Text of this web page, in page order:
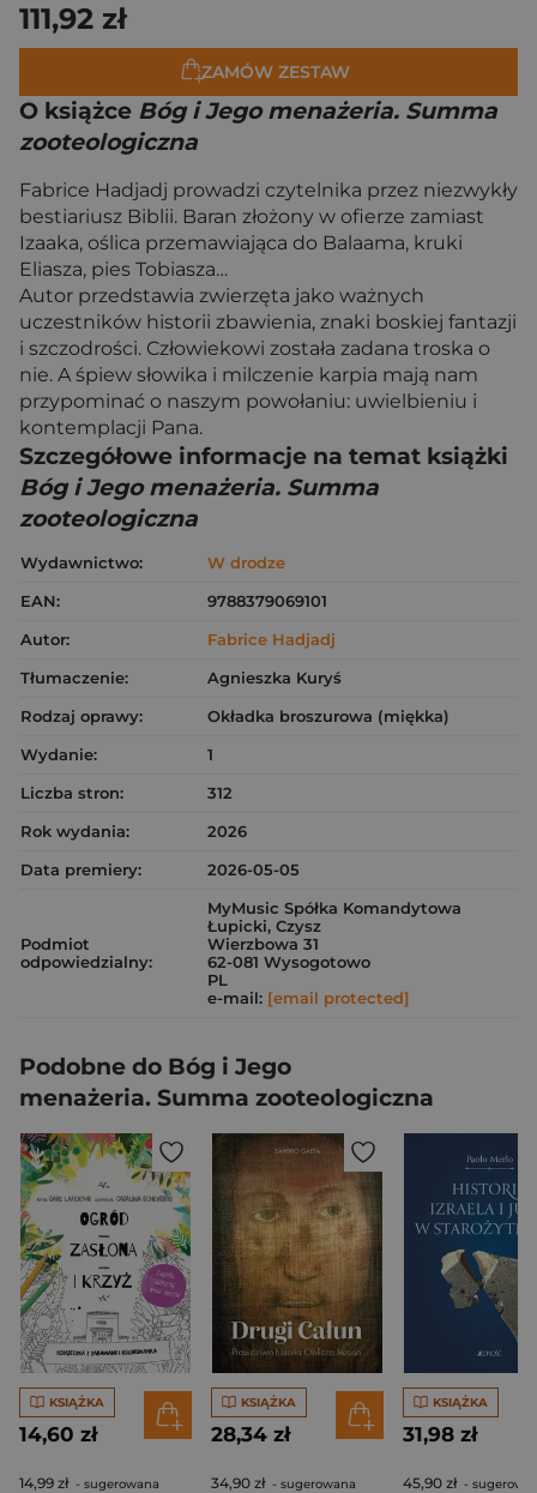
111,92 zł
ZAMÓW ZESTAW
O książce Bóg i Jego menażeria. Summa
zooteologiczna
Fabrice Hadjadj prowadzi czytelnika przez niezwykły
bestiariusz Biblii. Baran złożony w ofierze zamiast
Izaaka, oślica przemawiająca do Balaama, kruki
Eliasza, pies Tobiasza…
Autor przedstawia zwierzęta jako ważnych
uczestników historii zbawienia, znaki boskiej fantazji
i szczodrości. Człowiekowi została zadana troska o
nie. A śpiew słowika i milczenie karpia mają nam
przypominać o naszym powołaniu: uwielbieniu i
kontemplacji Pana.
Szczegółowe informacje na temat książki
Bóg i Jego menażeria. Summa
zooteologiczna
Wydawnictwo:
W drodze
EAN:
9788379069101
Autor:
Fabrice Hadjadj
Tłumaczenie:
Agnieszka Kuryś
Rodzaj oprawy:
Okładka broszurowa (miękka)
Wydanie:
1
Liczba stron:
312
Rok wydania:
2026
Data premiery:
2026-05-05
Podmiot
odpowiedzialny:
MyMusic Spółka Komandytowa
Łupicki, Czysz
Wierzbowa 31
62-081 Wysogotowo
PL
e-mail: [email protected]
Podobne do Bóg i Jego
menażeria. Summa zooteologiczna
KSIĄŻKA
14,60 zł
14,99 zł - sugerowana
KSIĄŻKA
28,34 zł
34,90 zł - sugerowana
KSIĄŻKA
31,98 zł
45,90 zł -